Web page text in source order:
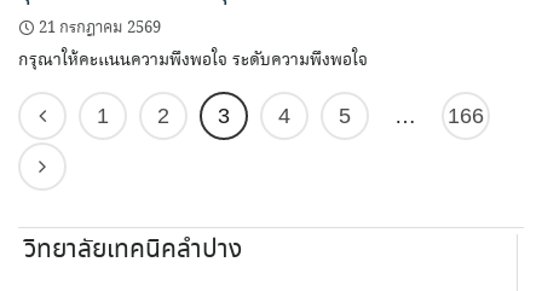
21 กรกฎาคม 2569
กรุณาให้คะแนนความพึงพอใจ ระดับความพึงพอใจ
1 2 3 4 5 … 166
วิทยาลัยเทคนิคลำปาง